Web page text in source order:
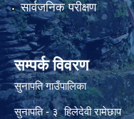
सार्वजनिक परीक्षण
सम्पर्क विवरण
सुनापति गाउँपालिका
सुनापति - ३ हिलेदेवी रामेछाप